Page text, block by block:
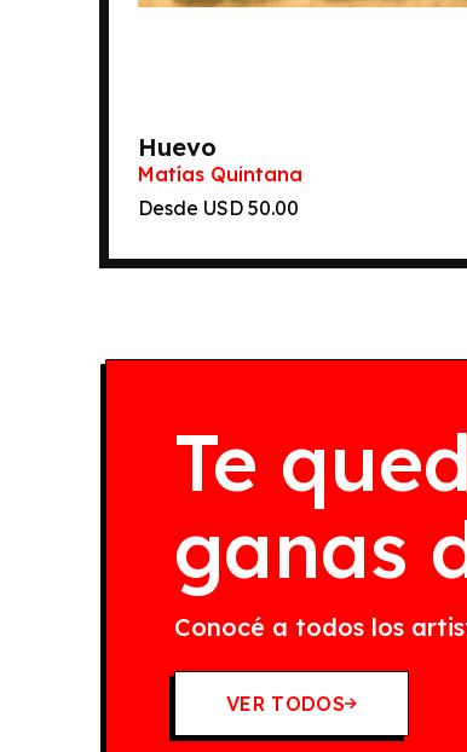
Huevo
Matías Quintana
Desde
50.00
Te
ganas
Conocé a todos los
VER TODOS